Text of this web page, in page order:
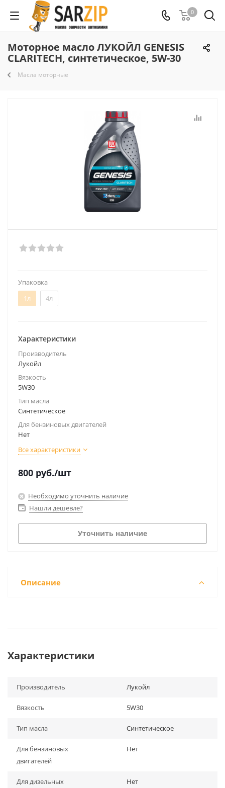
0
Моторное масло ЛУКОЙЛ GENESIS
CLARITECH, синтетическое, 5W-30
Масла моторные
Упаковка
1л
4л
Характеристики
Производитель
Лукойл
Вязкость
5W30
Тип масла
Синтетическое
Для бензиновых двигателей
Нет
Все характеристики
800 руб./шт
Необходимо уточнить наличие
Нашли дешевле?
Уточнить наличие
Описание
Характеристики
Производитель Лукойл
Вязкость 5W30
Тип масла Синтетическое
Для бензиновых
двигателей
Нет
Для дизельных
Нет